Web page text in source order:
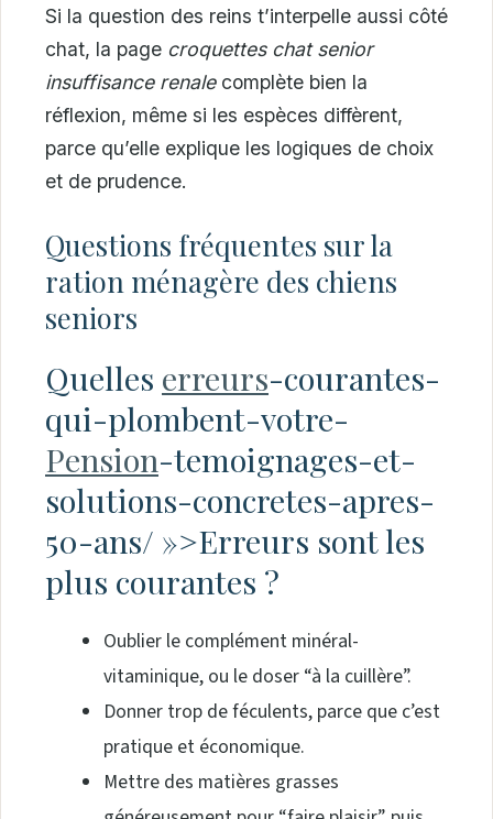
Si la question des reins t’interpelle aussi côté
chat, la page croquettes chat senior
insuffisance renalecomplète bien la
réflexion, même si les espèces diffèrent,
parce qu’elle explique les logiques de choix
et de prudence.
Questions fréquentes sur la
ration ménagère des chiens
seniors
Quelles erreurs-courantes-
qui-plombent-votre-
Pension-temoignages-et-
solutions-concretes-apres-
50-ans/ »>Erreurs sont les
plus courantes ?
Oublier le complément minéral-
vitaminique, ou le doser “à la cuillère”.
Donner trop de féculents, parce que c’est
pratique et économique.
Mettre des matières grasses